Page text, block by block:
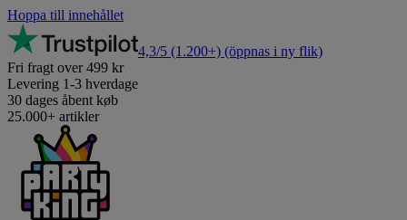
Hoppa till innehållet
4,3/5 (1.200+) (öppnas i ny flik)
Fri fragt over 499 kr
Levering 1-3 hverdage
30 dages åbent køb
25.000+ artikler